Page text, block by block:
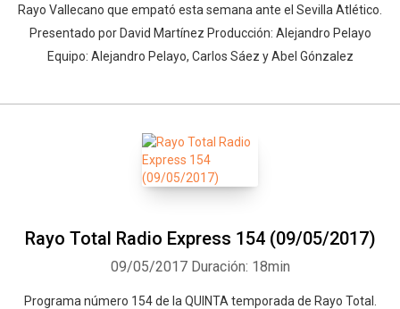
Rayo Vallecano que empató esta semana ante el Sevilla Atlético.
Presentado por David Martínez Producción: Alejandro Pelayo
Equipo: Alejandro Pelayo, Carlos Sáez y Abel Gónzalez
Rayo Total Radio Express 154 (09/05/2017)
09/05/2017 Duración: 18min
Programa número 154 de la QUINTA temporada de Rayo Total.